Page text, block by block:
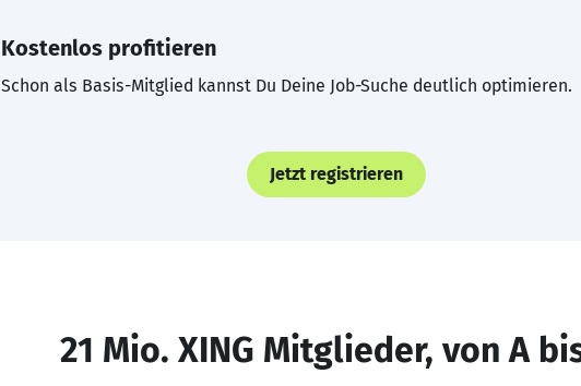
Kostenlos profitieren
Schon als Basis-Mitglied kannst Du Deine Job-Suche deutlich optimieren.
Jetzt registrieren
21 Mio. XING Mitglieder, von A